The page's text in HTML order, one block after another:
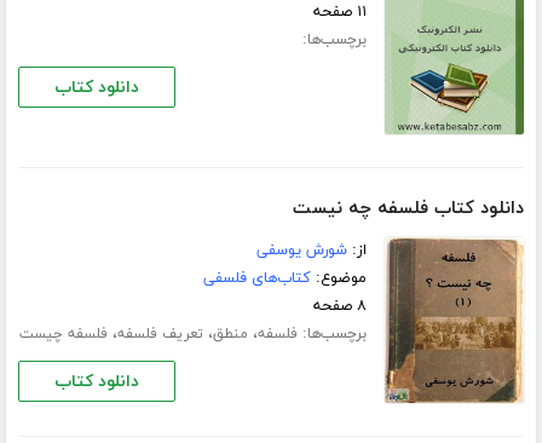
۱۱ صفحه
برچسب‌ها:
دانلود کتاب
دانلود کتاب فلسفه چه نیست
از:شورش یوسفی
موضوع:کتاب‌های فلسفی
۸ صفحه
برچسب‌ها: فلسفه، منطق، تعریف فلسفه، فلسفه چیست
دانلود کتاب